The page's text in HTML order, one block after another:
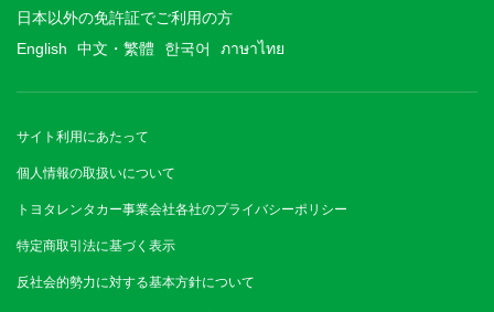
日本以外の免許証でご利用の方
English
中文・繁體 한국어 ภาษาไทย
サイト利用にあたって
個人情報の取扱いについて
トヨタレンタカー事業会社各社のプライバシーポリシー
特定商取引法に基づく表示
反社会的勢力に対する基本方針について